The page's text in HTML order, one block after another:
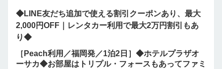
◆LINE友だち追加で使える割引クーポンあり、最大
2,000円OFF｜レンタカー利用で最大2万円割引もあ
り◆
［Peach利用／福岡発／1泊2日］◆ホテルプラザオ
ーサカ◆お部屋はトリプル・フォースもあってファミ